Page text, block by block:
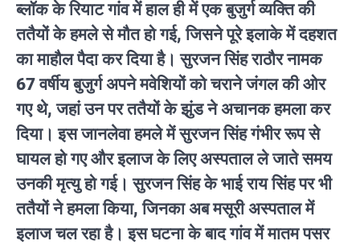
ब्लॉक के रियाट गांव में हाल ही में एक बुजुर्ग व्यक्ति की
ततैयों के हमले से मौत हो गई, जिसने पूरे इलाके में दहशत
का माहौल पैदा कर दिया है। सुरजन सिंह राठौर नामक
67 वर्षीय बुजुर्ग अपने मवेशियों को चराने जंगल की ओर
गए थे, जहां उन पर ततैयों के झुंड ने अचानक हमला कर
दिया। इस जानलेवा हमले में सुरजन सिंह गंभीर रूप से
घायल हो गए और इलाज के लिए अस्पताल ले जाते समय
उनकी मृत्यु हो गई। सुरजन सिंह के भाई राय सिंह पर भी
ततैयों ने हमला किया, जिनका अब मसूरी अस्पताल में
इलाज चल रहा है। इस घटना के बाद गांव में मातम पसर